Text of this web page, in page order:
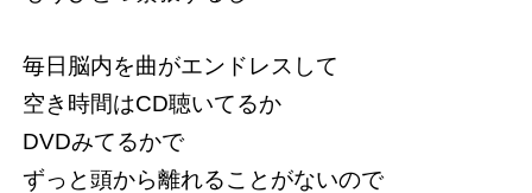
毎日脳内を曲がエンドレスして
空き時間はCD聴いてるか
DVDみてるかで
ずっと頭から離れることがないので